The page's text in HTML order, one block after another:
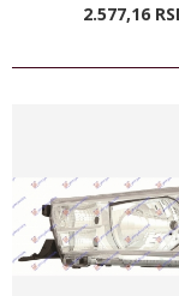
2.577,16